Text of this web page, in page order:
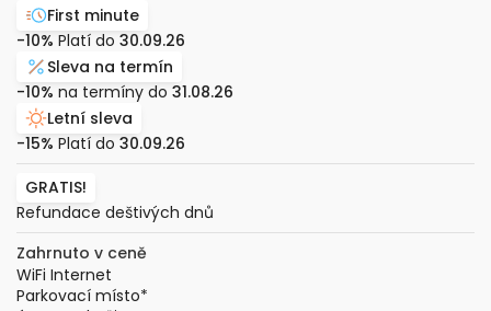
First minute
-10% Platí do 30.09.26
Sleva na termín
-10% na termíny do 31.08.26
Letní sleva
-15% Platí do 30.09.26
GRATIS!
Refundace deštivých dnů
Zahrnuto v ceně
WiFi Internet
Parkovací místo*